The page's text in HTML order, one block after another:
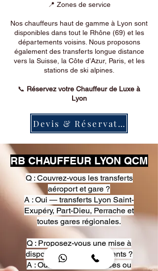
📍 Zones de service
Nos chauffeurs haut de gamme à Lyon sont
disponibles dans tout le Rhône (69) et les
départements voisins. Nous proposons
également des transferts longue distance
vers la Suisse, la Côte d’Azur, Paris, et les
stations de ski alpines.
📞 Réservez votre Chauffeur de Luxe à
Lyon
Devis & Réservation
RB CHAUFFEUR LYON QCM
Q : Couvrez-vous les transferts
aéroport et gare ?
A : Oui — transferts Lyon Saint-
Exupéry, Part-Dieu, Perrache et
toutes gares régionales.
Q : Proposez-vous une mise à
disposition pour événements ?
A : Oui — heures, journées ou